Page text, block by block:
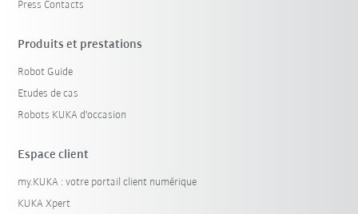
Press Contacts
Produits et prestations
Robot Guide
Etudes de cas
Robots KUKA d'occasion
Espace client
my.KUKA : votre portail client numérique
KUKA Xpert